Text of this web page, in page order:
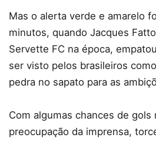
Mas o alerta verde e amarelo
minutos, quando Jacques
Servette FC na época,
ser visto pelos brasileiros
pedra no sapato para as
Com algumas chances de
preocupação da imprensa,